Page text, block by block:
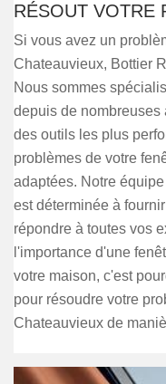
RÉSOUT VOTRE
Si vous avez un
Chateauvieux, Bottier
Nous sommes
depuis de nombreuses
des outils les plus
problèmes de votre
adaptées. Notre
est déterminée à
répondre à toutes vos
l'importance d'une
votre maison, c'est
pour résoudre votre
Chateauvieux de